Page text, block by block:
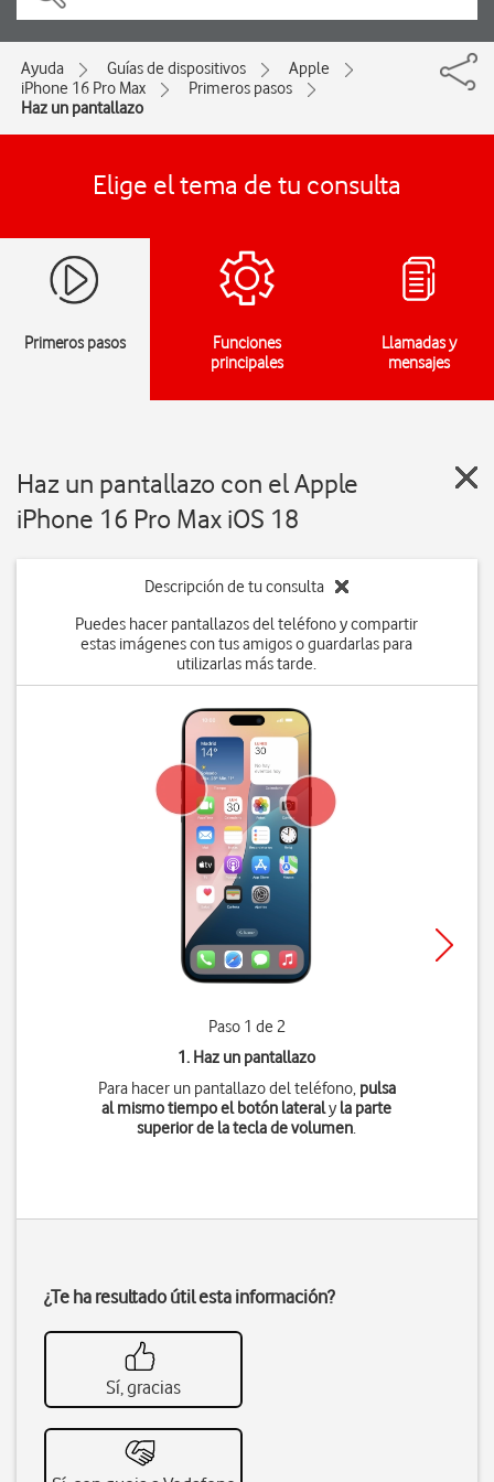
Ayuda Guías de dispositivos
Apple
iPhone 16 Pro Max
Primeros pasos
Haz un pantallazo
Elige el tema de tu consulta
Primeros pasos
Funciones
principales
Llamadas y
mensajes
Haz un pantallazo con el Apple
iPhone 16 Pro Max iOS 18
Descripción de tu consulta
Puedes hacer pantallazos del teléfono y compartir
estas imágenes con tus amigos o guardarlas para
utilizarlas más tarde.
Paso 1 de 2
1. Haz un pantallazo
Para hacer un pantallazo del teléfono, pulsa
al mismo tiempoel botón lateraly la parte
superior de la tecla de volumen.
¿Te ha resultado útil esta información?
Sí, gracias